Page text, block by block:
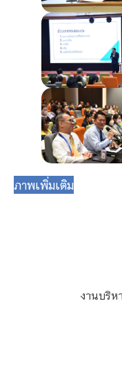
ภาพเพิ่มเติม
งานบริห